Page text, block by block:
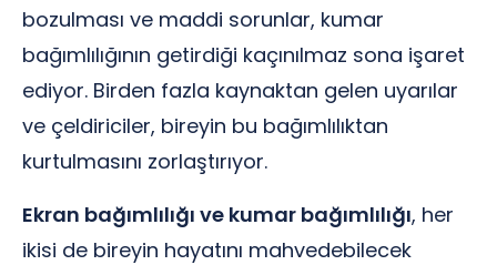
bozulması ve maddi sorunlar, kumar
bağımlılığının getirdiği kaçınılmaz sona işaret
ediyor. Birden fazla kaynaktan gelen uyarılar
ve çeldiriciler, bireyin bu bağımlılıktan
kurtulmasını zorlaştırıyor.
Ekran bağımlılığı ve kumar bağımlılığı, her
ikisi de bireyin hayatını mahvedebilecek